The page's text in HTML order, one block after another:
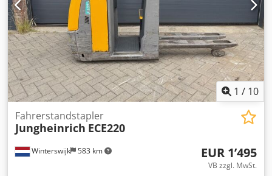
1 / 10
Winterswijk 583 km
Fahrerstandstapler
Jungheinrich ECE220
EUR 1’495
VB zzgl. MwSt.